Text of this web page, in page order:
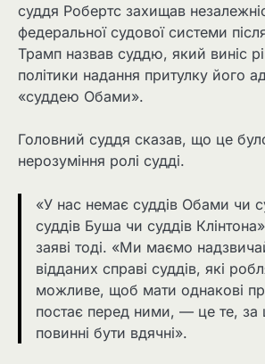
суддя Робертс захищав
федеральної судової системи
Трамп назвав суддю, який виніс
політики надання притулку його
«суддею Обами».
Головний суддя сказав, що це
нерозуміння ролі судді.
«У нас немає суддів Обами чи
суддів Буша чи суддів
заяві тоді. «Ми маємо
відданих справі суддів, які
можливе, щоб мати однакові
постає перед ними, — це те, за
повинні бути вдячні».